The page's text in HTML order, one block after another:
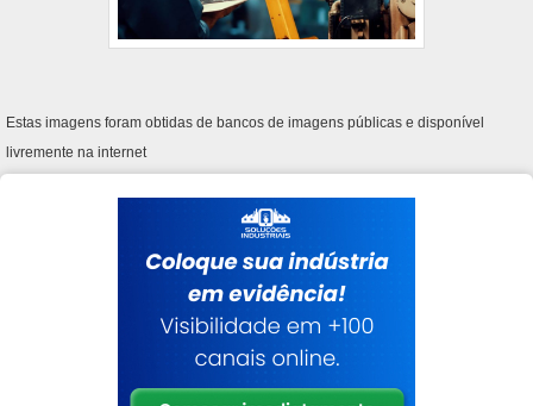
Estas imagens foram obtidas de bancos de imagens públicas e disponível
livremente na internet